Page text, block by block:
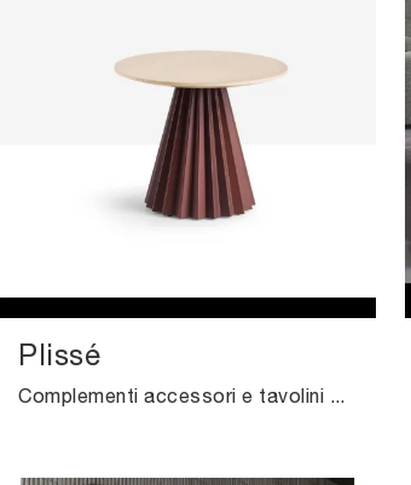
Plissé
Complementi accessori e tavolini Midj: scopri come impreziosire i tuoi interni design con il modello Plissé.